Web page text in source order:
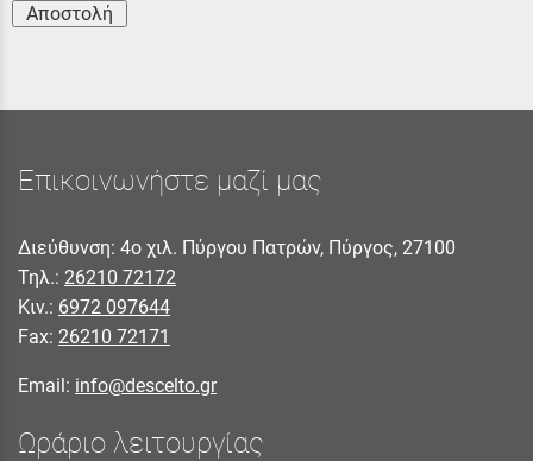
Αποστολή
Επικοινωνήστε μαζί μας
Διεύθυνση: 4ο χιλ. Πύργου Πατρών, Πύργος, 27100
Τηλ.: 26210 72172
Κιν.: 6972 097644
Fax: 26210 72171
Email: info@descelto.gr
Ωράριο λειτουργίας